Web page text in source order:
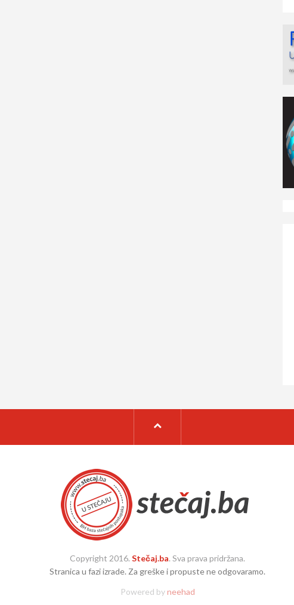
Copyright 2016. Stečaj.ba. Sva prava pridržana.
Stranica u fazi izrade. Za greške i propuste ne odgovaramo.
Powered byneehad